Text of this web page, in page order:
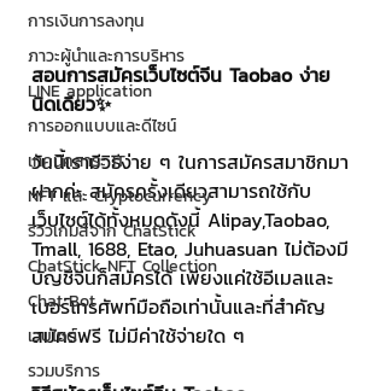
การเงินการลงทุน
ภาวะผู้นำและการบริหาร
LINE application
การออกแบบและดีไซน์
เทคนิคสาระ IT
NFT และ Cryptocurrency
รีวิวเกมส์จาก ChatStick
ChatStick NFT Collection
Chat Bot
เวบไซต์
รวมบริการ
สอนการสมัครเว็บไซต์จีน Taobao ง่าย
นิดเดียว✨
วันนี้เรามีวิธีง่าย ๆ ในการสมัครสมาชิกมา
ฝากค่ะ สมัครครั้งเดียวสามารถใช้กับ
เว็บไซต์ได้ทั้งหมดดังนี้ Alipay,Taobao,
Tmall, 1688, Etao, Juhuasuan ไม่ต้องมี
บัญชีจีนก็สมัครได้ เพียงแค่ใช้อีเมลและ
เบอร์โทรศัพท์มือถือเท่านั้นและที่สำคัญ
สมัครฟรี ไม่มีค่าใช้จ่ายใด ๆ